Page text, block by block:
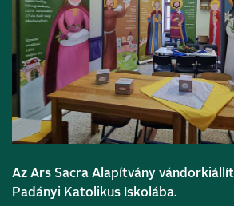
Az Ars Sacra Alapítvány
Padányi Katolikus Iskolába.